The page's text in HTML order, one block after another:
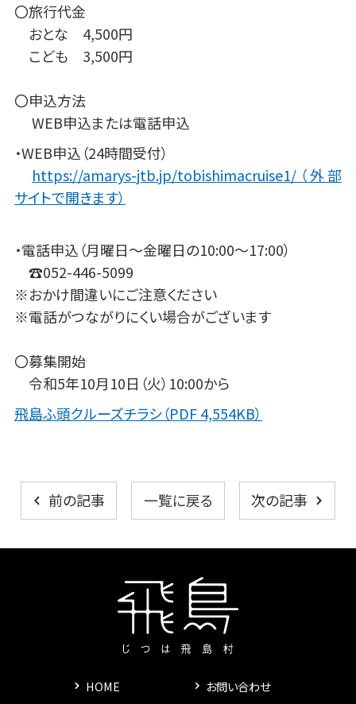
〇旅行代金
おとな 4,500円
こども 3,500円
〇申込方法
WEB申込または電話申込
・WEB申込（24時間受付）
https://amarys-jtb.jp/tobishimacruise1/（外部
サイトで開きます）
・電話申込（月曜日～金曜日の10:00～17:00）
☎052-446-5099
※おかけ間違いにご注意ください
※電話がつながりにくい場合がございます
〇募集開始
令和5年10月10日（火）10:00から
飛島ふ頭クルーズチラシ（PDF 4,554KB）
前の記事 一覧に戻る 次の記事
HOME
お問い合わせ